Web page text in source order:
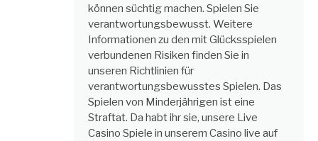
können süchtig machen. Spielen Sie
verantwortungsbewusst. Weitere
Informationen zu den mit Glücksspielen
verbundenen Risiken finden Sie in
unseren Richtlinien für
verantwortungsbewusstes Spielen. Das
Spielen von Minderjährigen ist eine
Straftat. Da habt ihr sie, unsere Live
Casino Spiele in unserem Casino live auf